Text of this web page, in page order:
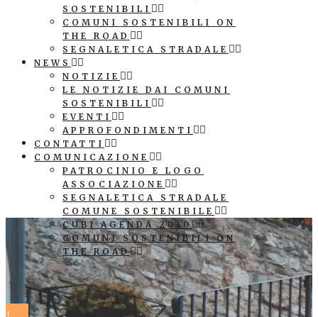
SOSTENIBILI
COMUNI SOSTENIBILI ON
THE ROAD
SEGNALETICA STRADALE
NEWS
NOTIZIE
LE NOTIZIE DAI COMUNI
SOSTENIBILI
EVENTI
APPROFONDIMENTI
CONTATTI
COMUNICAZIONE
PATROCINIO E LOGO
ASSOCIAZIONE
SEGNALETICA STRADALE
COMUNE SOSTENIBILE
CUBI AGENDA 2030
COMUNI SOSTENIBILI ON
THE ROAD